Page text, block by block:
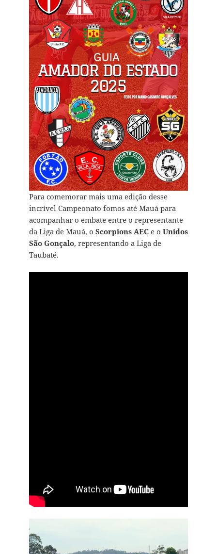
Para comemorar mais uma edição desse
incrível Campeonato fomos até Mauá para
acompanhar o embate entre o representante
da Liga de Mauá, o Scorpions AEC e o Unidos
São Gonçalo, representando a Liga de
Taubaté.